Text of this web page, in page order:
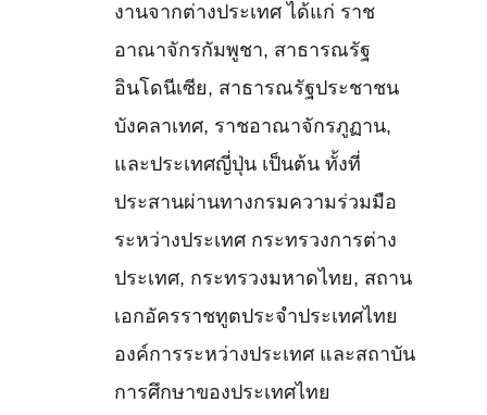
งานจากต่างประเทศ ได้แก่ ราช
อาณาจักรกัมพูชา, สาธารณรัฐ
อินโดนีเซีย, สาธารณรัฐประชาชน
บังคลาเทศ, ราชอาณาจักรภูฏาน,
และประเทศญี่ปุ่น เป็นต้น ทั้งที่
ประสานผ่านทางกรมความร่วมมือ
ระหว่างประเทศ กระทรวงการต่าง
ประเทศ, กระทรวงมหาดไทย, สถาน
เอกอัครราชทูตประจำประเทศไทย
องค์การระหว่างประเทศ และสถาบัน
การศึกษาของประเทศไทย